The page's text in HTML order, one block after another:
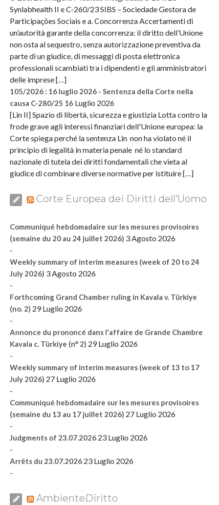
Synlabhealth II e C-260/23 SIBS – Sociedade Gestora de
Participações Sociais e a. Concorrenza Accertamenti di
un’autorità garante della concorrenza: il diritto dell’Unione
non osta al sequestro, senza autorizzazione preventiva da
parte di un giudice, di messaggi di posta elettronica
professionali scambiati tra i dipendenti e gli amministratori
delle imprese […]
105/2026 : 16 luglio 2026 - Sentenza della Corte nella
causa C-280/25 16 Luglio 2026
[Lin II] Spazio di libertà, sicurezza e giustizia Lotta contro la
frode grave agli interessi finanziari dell'Unione europea: la
Corte spiega perché la sentenza Lin non ha violato né il
principio di legalità in materia penale né lo standard
nazionale di tutela dei diritti fondamentali che vieta al
giudice di combinare diverse normative per istituire […]
Corte Europea dei Diritti dell’Uomo
Communiqué hebdomadaire sur les mesures provisoires
(semaine du 20 au 24 juillet 2026) 3 Agosto 2026
-
Weekly summary of interim measures (week of 20 to 24
July 2026) 3 Agosto 2026
-
Forthcoming Grand Chamber ruling in Kavala v. Türkiye
(no. 2) 29 Luglio 2026
-
Annonce du prononcé dans l'affaire de Grande Chambre
Kavala c. Türkiye (n° 2) 29 Luglio 2026
-
Weekly summary of interim measures (week of 13 to 17
July 2026) 27 Luglio 2026
-
Communiqué hebdomadaire sur les mesures provisoires
(semaine du 13 au 17 juillet 2026) 27 Luglio 2026
-
Judgments of 23.07.2026 23 Luglio 2026
-
Arrêts du 23.07.2026 23 Luglio 2026
-
AmbienteDiritto